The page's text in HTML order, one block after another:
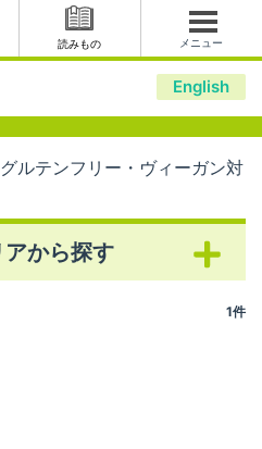
読みもの メニュー
English
ルテンフリー・ヴィーガン対
アから探す
1件